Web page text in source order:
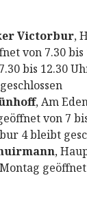
Victorbur,
von 7.30
bis 12.30
, Am
von 7
4 bleibt
,